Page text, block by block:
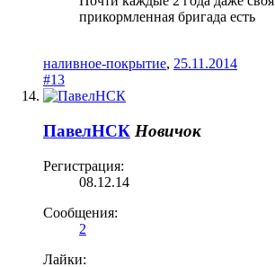
прикормленная бригада есть
наливное-покрытие, 25.11.2014
#13
ПавелНСК Новичок
Регистрация:
08.12.14
Сообщения:
2
Лайки: